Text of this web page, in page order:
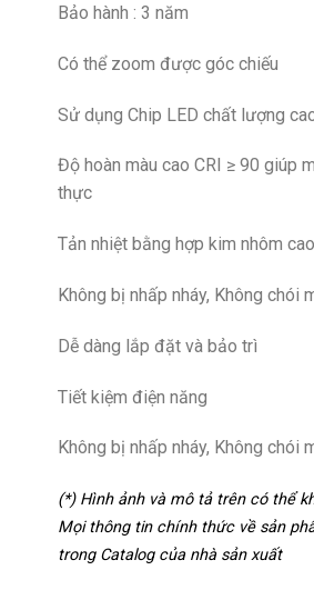
Bảo hành : 3 năm
Có thể zoom được góc chiếu
Sử dụng Chip LED chất lượng
Độ hoàn màu cao CRI ≥ 90 giúp
thực
Tản nhiệt bằng hợp kim nhôm
Không bị nhấp nháy, Không chói
Dễ dàng lắp đặt và bảo trì
Tiết kiệm điện năng
Không bị nhấp nháy, Không chói
(*) Hình ảnh và mô tả trên có thể
Mọi thông tin chính thức về sản
trong Catalog của nhà sản xuất